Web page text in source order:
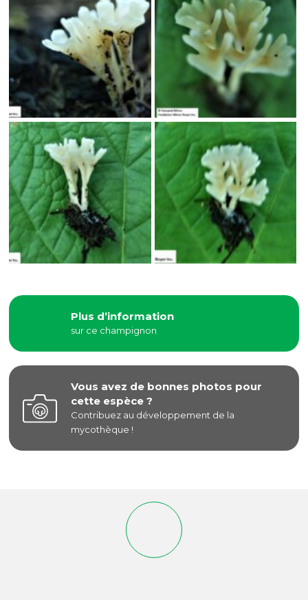
Plus d’information
sur ce champignon
Vous avez de bonnes photos pour
cette espèce ?
Contribuez au développement de la
mycothèque !